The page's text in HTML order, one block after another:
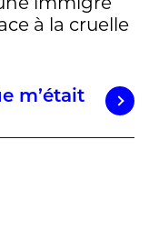
à la cruelle
m’était